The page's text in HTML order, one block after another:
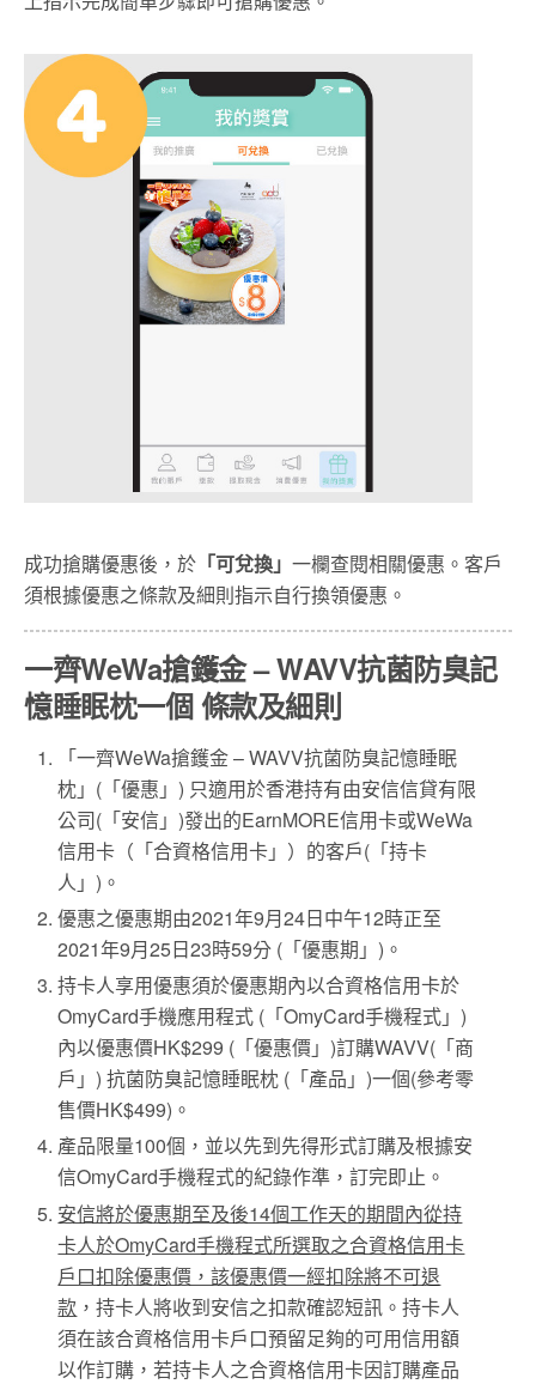
成功搶購優惠後，於 「可兌換」 一欄查閱相關優惠。客戶
須根據優惠之條款及細則指示自行換領優惠。
一齊WeWa搶鑊金 – WAVV抗菌防臭記
憶睡眠枕一個 條款及細則
「一齊WeWa搶鑊金 – WAVV抗菌防臭記憶睡眠
枕」(「優惠」) 只適用於香港持有由安信信貸有限
公司(「安信」)發出的EarnMORE信用卡或WeWa
信用卡（「合資格信用卡」）的客戶(「持卡
人」)。
優惠之優惠期由2021年9月24日中午12時正至
2021年9月25日23時59分 (「優惠期」)。
持卡人享用優惠須於優惠期內以合資格信用卡於
OmyCard手機應用程式 (「OmyCard手機程式」)
內以優惠價HK$299 (「優惠價」)訂購WAVV(「商
戶」) 抗菌防臭記憶睡眠枕 (「產品」)一個(參考零
售價HK$499)。
產品限量100個，並以先到先得形式訂購及根據安
信OmyCard手機程式的紀錄作準，訂完即止。
安信將於優惠期至及後14個工作天的期間內從持
卡人於OmyCard手機程式所選取之合資格信用卡
戶口扣除優惠價，該優惠價一經扣除將不可退
款 ，持卡人將收到安信之扣款確認短訊。持卡人
須在該合資格信用卡戶口預留足夠的可用信用額
以作訂購，若持卡人之合資格信用卡因訂購產品